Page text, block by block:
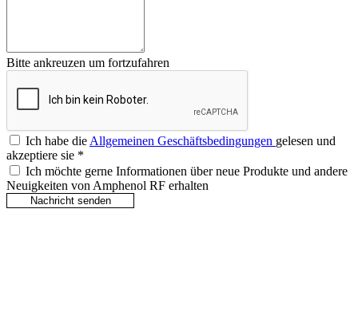
Bitte ankreuzen um fortzufahren
Ich habe dieAllgemeinen Geschäftsbedingungen gelesen und
akzeptiere sie *
Ich möchte gerne Informationen über neue Produkte und andere
Neuigkeiten von Amphenol RF erhalten